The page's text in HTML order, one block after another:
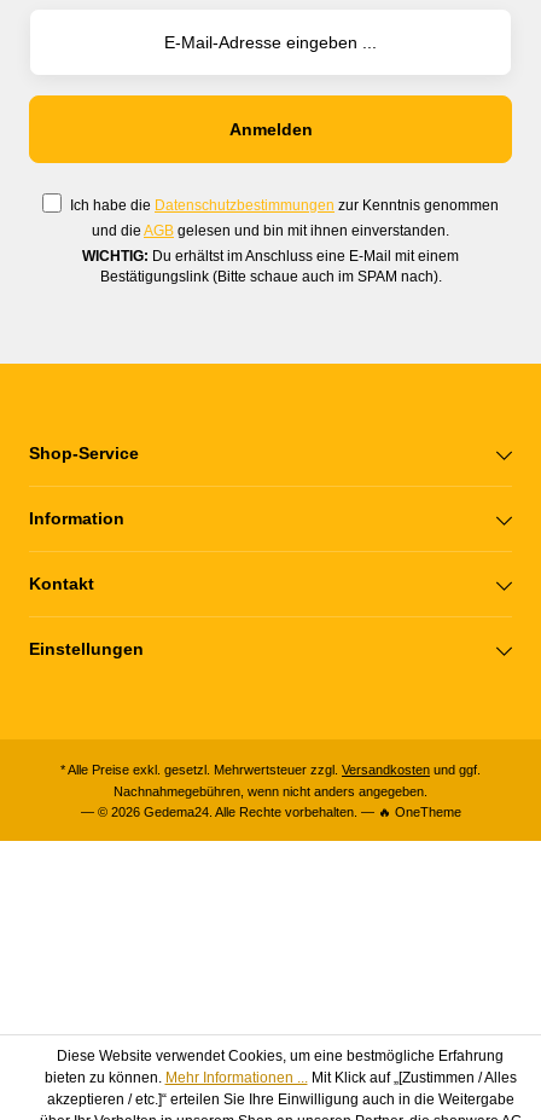
Ich habe die Datenschutzbestimmungen zur Kenntnis genommen
und die AGB gelesen und bin mit ihnen einverstanden.
WICHTIG: Du erhältst im Anschluss eine E-Mail mit einem
Bestätigungslink (Bitte schaue auch im SPAM nach).
Shop-Service
Information
Kontakt
Einstellungen
* Alle Preise exkl. gesetzl. Mehrwertsteuer zzgl. Versandkosten und ggf.
Nachnahmegebühren, wenn nicht anders angegeben.
— © 2026 Gedema24. Alle Rechte vorbehalten. — 🔥 OneTheme
Diese Website verwendet Cookies, um eine bestmögliche Erfahrung
bieten zu können. Mehr Informationen ...Mit Klick auf „[Zustimmen / Alles
akzeptieren / etc.]“ erteilen Sie Ihre Einwilligung auch in die Weitergabe